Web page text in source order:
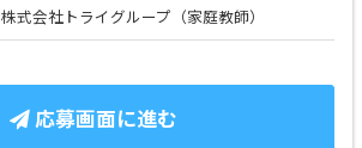
株式会社トライグループ（家庭教師）
応募画面に進む